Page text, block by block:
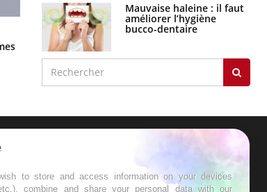
La sieste empêche-t-elle de dormir
la nuit ?
Mauvaise haleine : il faut
améliorer l’hygiène
bucco-dentaire
to store and access information on your devices
combine and share your personal data with our